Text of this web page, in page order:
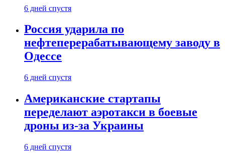
6 дней спустя
Россия ударила по
нефтеперерабатывающему заводу в
Одессе
6 дней спустя
Американские стартапы
переделают аэротакси в боевые
дроны из-за Украины
6 дней спустя